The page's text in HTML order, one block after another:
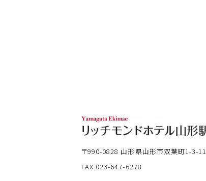
〒990-0828 山形県山形市双葉町1-3-11
FAX:023-647-6278